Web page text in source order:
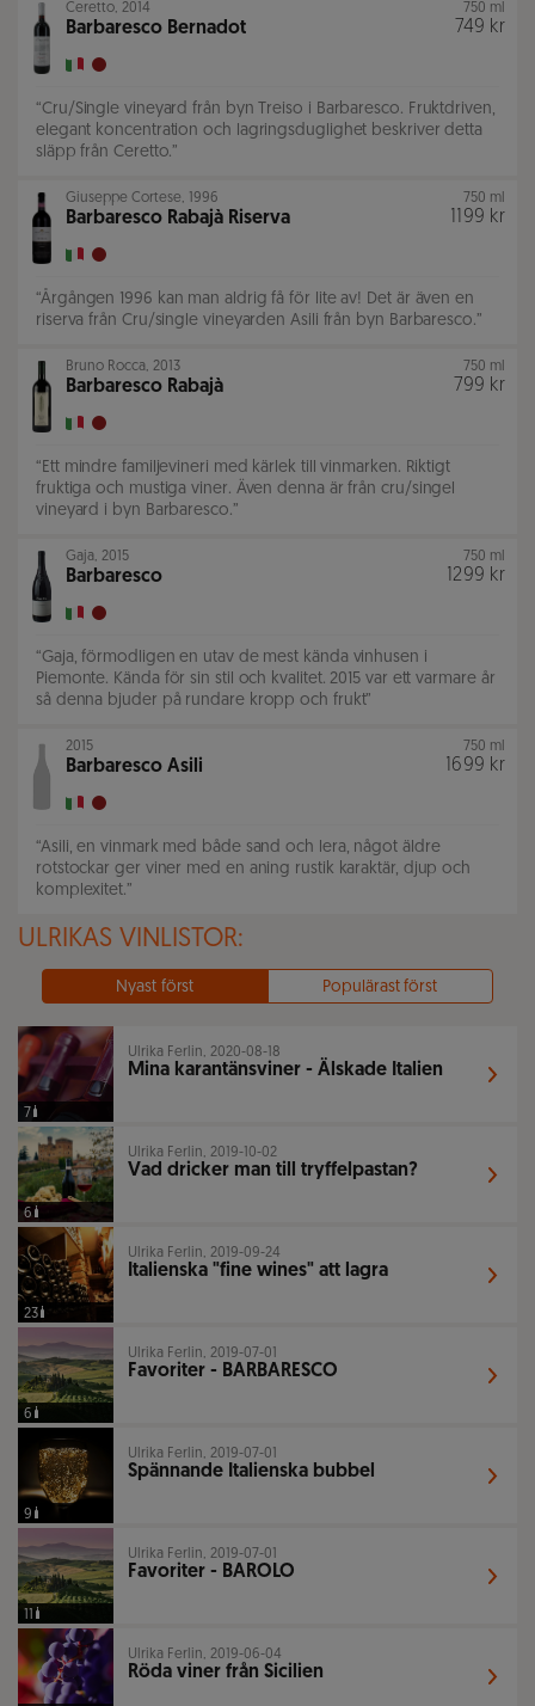
ULRIKAS VINLISTOR:
Nyast först Populärast först
7
Ulrika Ferlin, 2020-08-18
Mina karantänsviner - Älskade Italien
6
Ulrika Ferlin, 2019-10-02
Vad dricker man till tryffelpastan?
23
Ulrika Ferlin, 2019-09-24
Italienska "fine wines" att lagra
6
Ulrika Ferlin, 2019-07-01
Favoriter - BARBARESCO
9
Ulrika Ferlin, 2019-07-01
Spännande Italienska bubbel
11
Ulrika Ferlin, 2019-07-01
Favoriter - BAROLO
Ulrika Ferlin, 2019-06-04
Röda viner från Sicilien
Ceretto, 2014
Barbaresco Bernadot
750 ml
749 kr
“Cru/Single vineyard från byn Treiso i Barbaresco. Fruktdriven,
elegant koncentration och lagringsduglighet beskriver detta
släpp från Ceretto.”
Giuseppe Cortese, 1996
Barbaresco Rabajà Riserva
750 ml
1199 kr
“Årgången 1996 kan man aldrig få för lite av! Det är även en
riserva från Cru/single vineyarden Asili från byn Barbaresco.”
Bruno Rocca, 2013
Barbaresco Rabajà
750 ml
799 kr
“Ett mindre familjevineri med kärlek till vinmarken. Riktigt
fruktiga och mustiga viner. Även denna är från cru/singel
vineyard i byn Barbaresco.”
Gaja, 2015
Barbaresco
750 ml
1299 kr
“Gaja, förmodligen en utav de mest kända vinhusen i
Piemonte. Kända för sin stil och kvalitet. 2015 var ett varmare år
så denna bjuder på rundare kropp och frukt”
2015
Barbaresco Asili
750 ml
1699 kr
“Asili, en vinmark med både sand och lera, något äldre
rotstockar ger viner med en aning rustik karaktär, djup och
komplexitet.”